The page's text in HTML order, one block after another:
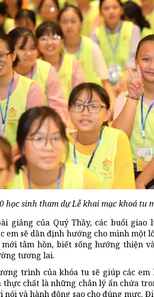
học sinh tham dự Lễ khai mạc khoá tu
giảng của Quý Thầy, các buổi
em sẽ dần định hướng cho mình một
tâm hồn, biết sống hướng thiện
tương lai.
trình của khóa tu sẽ giúp các
chất là những chân lý ẩn chứa
nói và hành động sao cho đúng mực.